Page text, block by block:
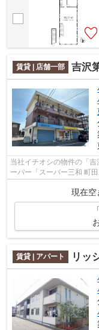
賃貸 | 店舗一部 吉沢
当社イチオシの物件の「
ーパー「スーパー三和 町
物件です！バス停が徒歩3
現在空
賃貸 | アパート リッ